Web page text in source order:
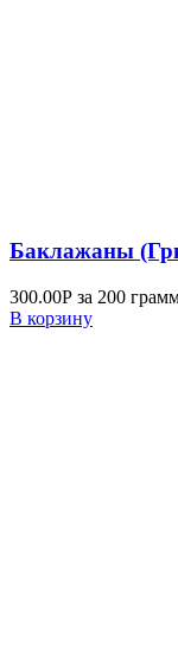
Баклажаны
300.00Р за 200
В корзину